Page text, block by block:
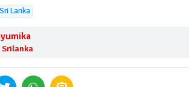
Sri Lanka
Srilanka